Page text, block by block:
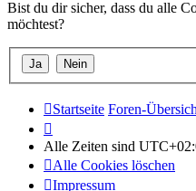
Bist du dir sicher, dass du alle
möchtest?
Startseite Foren-
Alle Zeiten sind
Alle Cookies löschen
Impressum